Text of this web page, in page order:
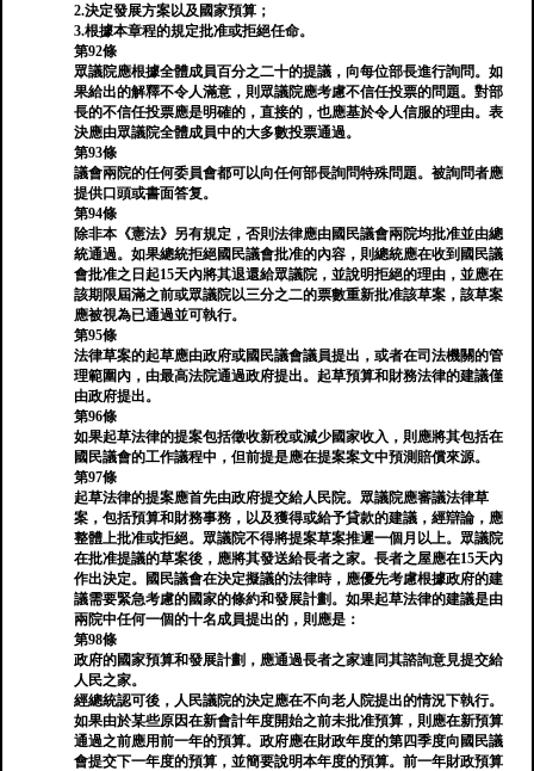
2.決定發展方案以及國家預算；
3.根據本章程的規定批准或拒絕任命。
第92條
眾議院應根據全體成員百分之二十的提議，向每位部長進行詢問。如
果給出的解釋不令人滿意，則眾議院應考慮不信任投票的問題。對部
長的不信任投票應是明確的，直接的，也應基於令人信服的理由。表
決應由眾議院全體成員中的大多數投票通過。
第93條
議會兩院的任何委員會都可以向任何部長詢問特殊問題。被詢問者應
提供口頭或書面答复。
第94條
除非本《憲法》另有規定，否則法律應由國民議會兩院均批准並由總
統通過。如果總統拒絕國民議會批准的內容，則總統應在收到國民議
會批准之日起15天內將其退還給眾議院，並說明拒絕的理由，並應在
該期限屆滿之前或眾議院以三分之二的票數重新批准該草案，該草案
應被視為已通過並可執行。
第95條
法律草案的起草應由政府或國民議會議員提出，或者在司法機關的管
理範圍內，由最高法院通過政府提出。起草預算和財務法律的建議僅
由政府提出。
第96條
如果起草法律的提案包括徵收新稅或減少國家收入，則應將其包括在
國民議會的工作議程中，但前提是應在提案案文中預測賠償來源。
第97條
起草法律的提案應首先由政府提交給人民院。眾議院應審議法律草
案，包括預算和財務事務，以及獲得或給予貸款的建議，經辯論，應
整體上批准或拒絕。眾議院不得將提案草案推遲一個月以上。眾議院
在批准提議的草案後，應將其發送給長者之家。長者之屋應在15天內
作出決定。國民議會在決定擬議的法律時，應優先考慮根據政府的建
議需要緊急考慮的國家的條約和發展計劃。如果起草法律的建議是由
兩院中任何一個的十名成員提出的，則應是：
第98條
政府的國家預算和發展計劃，應通過長者之家連同其諮詢意見提交給
人民之家。
經總統認可後，人民議院的決定應在不向老人院提出的情況下執行。
如果由於某些原因在新會計年度開始之前未批准預算，則應在新預算
通過之前應用前一年的預算。政府應在財政年度的第四季度向國民議
會提交下一年度的預算，並簡要說明本年度的預算。前一年財政預算